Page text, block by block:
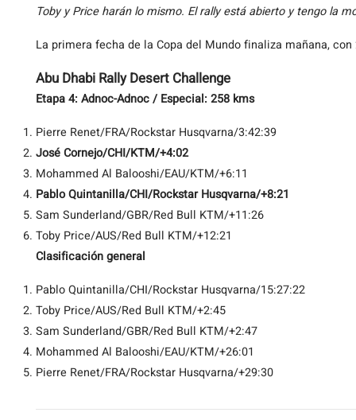
Toby y Price harán lo mismo. El rally está abierto y tengo la
La primera fecha de la Copa del Mundo finaliza mañana,
Abu Dhabi Rally Desert Challenge
Etapa 4: Adnoc-Adnoc / Especial: 258 kms
Pierre Renet/FRA/Rockstar Husqvarna/3:42:39
José Cornejo/CHI/KTM/+4:02
Mohammed Al Balooshi/EAU/KTM/+6:11
Pablo Quintanilla/CHI/Rockstar Husqvarna/+8:21
Sam Sunderland/GBR/Red Bull KTM/+11:26
Toby Price/AUS/Red Bull KTM/+12:21
Clasificación general
Pablo Quintanilla/CHI/Rockstar Husqvarna/15:27:22
Toby Price/AUS/Red Bull KTM/+2:45
Sam Sunderland/GBR/Red Bull KTM/+2:47
Mohammed Al Balooshi/EAU/KTM/+26:01
Pierre Renet/FRA/Rockstar Husqvarna/+29:30